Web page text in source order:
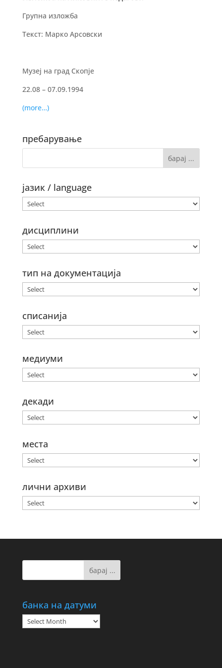
Групна изложба
Текст: Марко Арсовски
Музеј на град Скопје
22.08 – 07.09.1994
(more…)
пребарување
јазик / language
дисциплини
тип на документација
списанија
медиуми
декади
места
лични архиви
банка на датуми
банка
на